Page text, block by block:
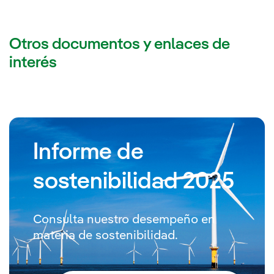
Otros documentos y enlaces de
interés
Informe de
sostenibilidad 2025
Consulta nuestro desempeño en
materia de sostenibilidad.